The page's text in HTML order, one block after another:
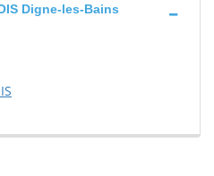
Digne-les-Bains